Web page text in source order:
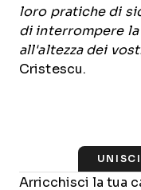
loro pratiche di
di interrompere
all'altezza dei
Cristescu.
Arricchisci la tua